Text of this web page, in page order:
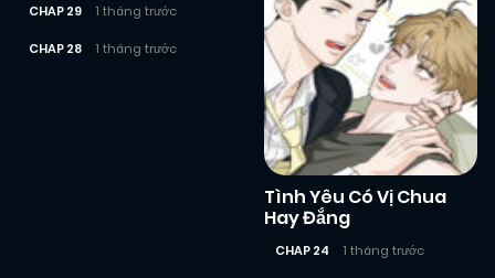
CHAP 29 1 tháng trước
CHAP 28 1 tháng trước
Tình Yêu Có Vị Chua
Hay Đắng
CHAP 24 1 tháng trước